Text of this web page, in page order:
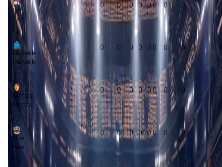
Lyon
Lyon
0 0 0 0 0:0 0 0
10
Marseille
Marseille
0 0 0 0 0:0 0 0
11
Monaco
Monaco
0 0 0 0 0:0 0 0
12
Nice
Nice
0 0 0 0 0:0 0 0
13